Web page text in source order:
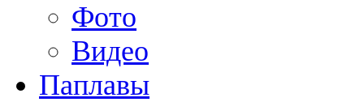
Фото
Видео
Паплавы